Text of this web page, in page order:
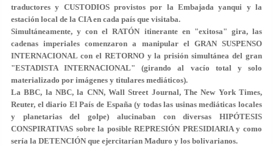
traductores y CUSTODIOS provistos por la Embajada yanqui y la
estación local de la CIA en cada país que visitaba.
Simultáneamente, y con el RATÓN itinerante en "exitosa" gira, las
cadenas imperiales comenzaron a manipular el GRAN SUSPENSO
INTERNACIONAL con el RETORNO y la prisión simultánea del gran
"ESTADISTA INTERNACIONAL" (girando al vacío total y solo
materializado por imágenes y titulares mediáticos).
La BBC, la NBC, la CNN, Wall Street Journal, The New York Times,
Reuter, el diario El País de España (y todas las usinas mediáticas locales
y planetarias del golpe) alucinaban con diversas HIPÓTESIS
CONSPIRATIVAS sobre la posible REPRESIÓN PRESIDIARIA y como
sería la DETENCIÓN que ejercitarían Maduro y los bolivarianos.